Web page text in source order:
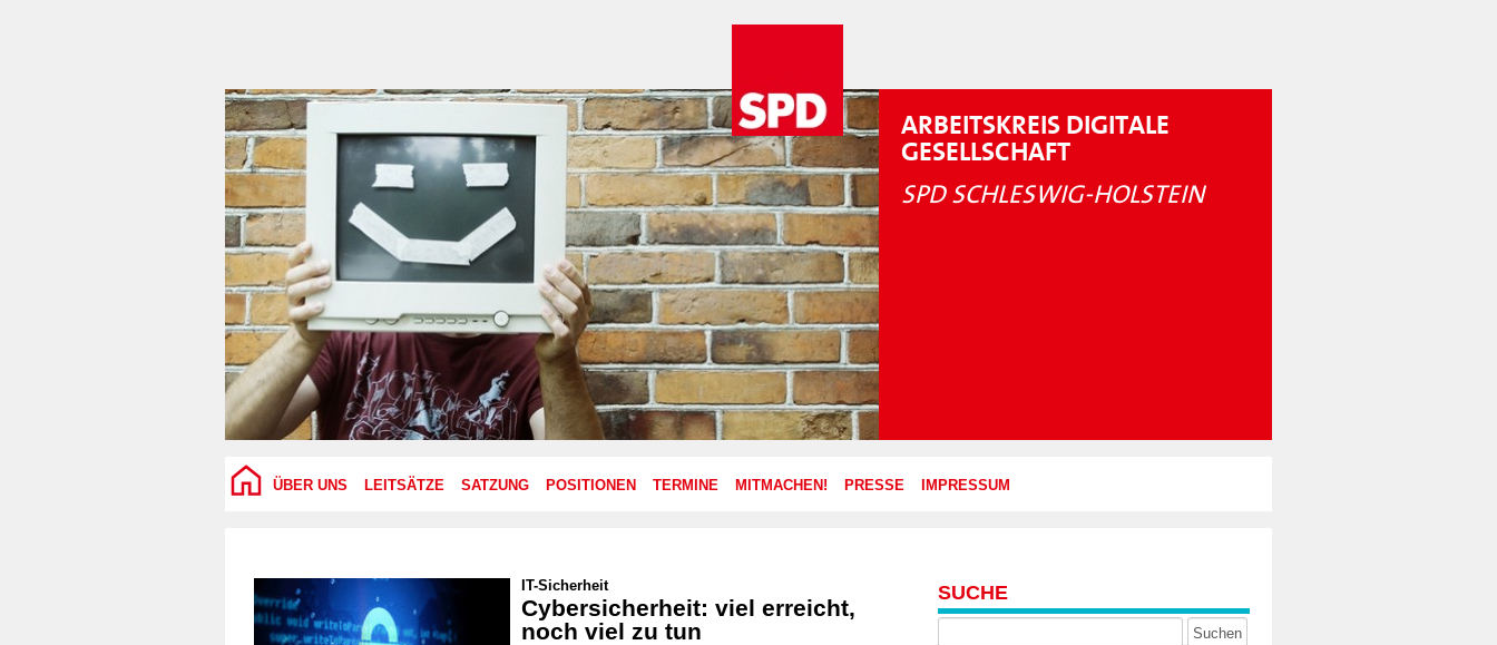
ARBEITSKREIS DIGITALE
GESELLSCHAFT
SPD SCHLESWIG-HOLSTEIN
ÜBER UNS LEITSÄTZE SATZUNG POSITIONEN TERMINE MITMACHEN! PRESSE IMPRESSUM
IT-Sicherheit
Cybersicherheit: viel erreicht,
noch viel zu tun
SUCHE